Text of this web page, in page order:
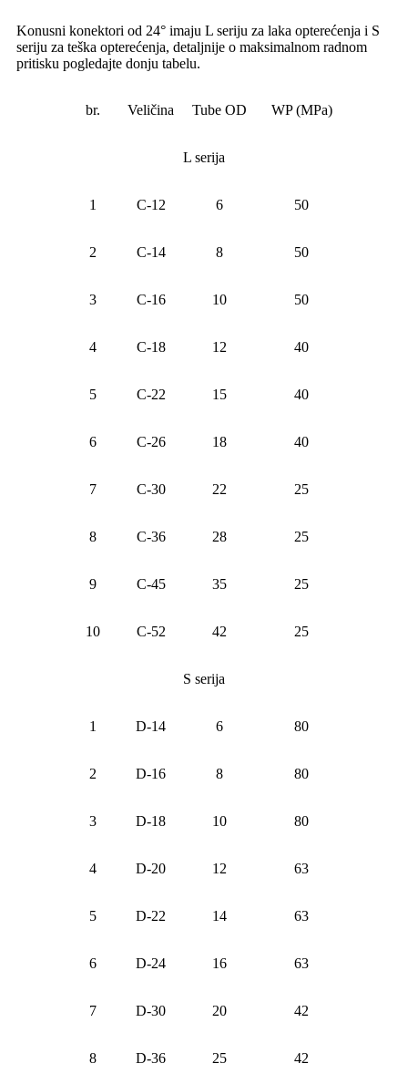
Konusni konektori od 24° imaju L seriju za laka opterećenja i S
seriju za teška opterećenja, detaljnije o maksimalnom radnom
pritisku pogledajte donju tabelu.
br. Veličina Tube OD WP (MPa)
L serija
1 C-12 6 50
2 C-14 8 50
3 C-16 10 50
4 C-18 12 40
5 C-22 15 40
6 C-26 18 40
7 C-30 22 25
8 C-36 28 25
9 C-45 35 25
10 C-52 42 25
S serija
1 D-14 6 80
2 D-16 8 80
3 D-18 10 80
4 D-20 12 63
5 D-22 14 63
6 D-24 16 63
7 D-30 20 42
8 D-36 25 42